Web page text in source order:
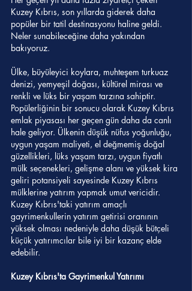
Kuzey Kıbrıs, son yıllarda giderek daha
popüler bir tatil destinasyonu haline geldi.
Neler sunabileceğine daha yakından
bakıyoruz.
Ülke, büyüleyici koylara, muhteşem turkuaz
denizi, yemyeşil doğası, kültürel mirası ve
renkli ve lüks bir yaşam tarzına sahiptir.
Popülerliğinin bir sonucu olarak Kuzey Kıbrıs
emlak piyasası her geçen gün daha da canlı
hale geliyor. Ülkenin düşük nüfus yoğunluğu,
uygun yaşam maliyeti, el değmemiş doğal
güzellikleri, lüks yaşam tarzı, uygun fiyatlı
mülk seçenekleri, gelişme alanı ve yüksek kira
geliri potansiyeli sayesinde Kuzey Kıbrıs
mülklerine yatırım yapmak umut vericidir.
Kuzey Kıbrıs'taki yatırım amaçlı
gayrimenkullerin yatırım getirisi oranının
yüksek olması nedeniyle daha düşük bütçeli
küçük yatırımcılar bile iyi bir kazanç elde
edebilir.
Kuzey Kıbrıs'ta Gayrimenkul Yatırımı